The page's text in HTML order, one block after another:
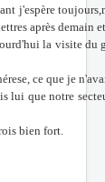
j'espère
après
la visite du
ce que je
lui que notre
bien fort.